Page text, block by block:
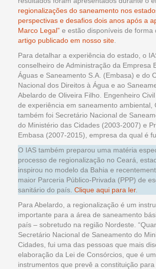
regionalizações do saneamento nos
perspectivas e desafios dois anos após a
Marco Legal” e estão disponíveis de forma
artigo publicado em nosso site
Para detalhar a experiência do estado, o
conselheiro de Administração da Empresa
Águas e Saneamento S.A. (Embasa) e do
Nacional dos Direitos à Água e ao
Abelardo de Oliveira Filho. Engenheiro
de experiência em saneamento ambiental,
também foi Secretário Nacional de
do Ministério das Cidades (2003-2007) e
Embasa (2007-2015), empresa da qual é
O IAS também preparou uma matéria
processo de regionalização no Ceará,
inspirou no modelo da Bahia e
maior Parceria Público-Privada (PPP) de
sanitário do país. Clique aqui para ler.
Para Abelardo, a regionalização é um
importante para a área de saneamento
país – sobretudo na região Nordeste.
Secretário Nacional de Saneamento do
Cidades, fui uma das pessoas que mais
elaboração da Lei de Consórcios, que é
instrumentos que prevê a constituição